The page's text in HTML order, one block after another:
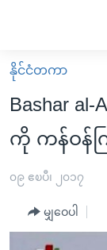
လွယ်ကူ
စေ
သည့်
Link
များ
အကြောင်းအရာ
မူလစာမျက်နှာ
မြန်မာ
ကမ္ဘာ့သတင်းများ
နိုင်ငံတကာ
ရပ်ဝန်းတခု လမ်
နိုင်ငံတကာ
Bashar
ကို ကန်ဝန်
၀၉ ဧၿပီ၊ ၂၀၁၇
မျှဝေပါ